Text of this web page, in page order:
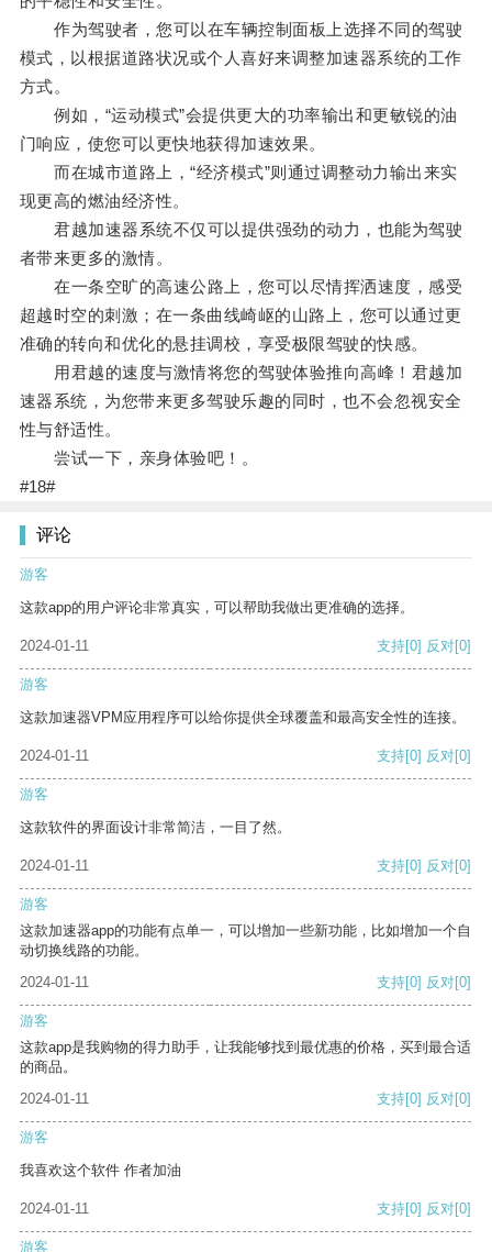
作为驾驶者，您可以在车辆控制面板上选择不同的驾驶
模式，以根据道路状况或个人喜好来调整加速器系统的工作
方式。
例如，“运动模式”会提供更大的功率输出和更敏锐的油
门响应，使您可以更快地获得加速效果。
而在城市道路上，“经济模式”则通过调整动力输出来实
现更高的燃油经济性。
君越加速器系统不仅可以提供强劲的动力，也能为驾驶
者带来更多的激情。
在一条空旷的高速公路上，您可以尽情挥洒速度，感受
超越时空的刺激；在一条曲线崎岖的山路上，您可以通过更
准确的转向和优化的悬挂调校，享受极限驾驶的快感。
用君越的速度与激情将您的驾驶体验推向高峰！君越加
速器系统，为您带来更多驾驶乐趣的同时，也不会忽视安全
性与舒适性。
尝试一下，亲身体验吧！。
#18#
评论
游客
这款app的用户评论非常真实，可以帮助我做出更准确的选择。
2024-01-11 支持[0] 反对[0]
游客
这款加速器VPM应用程序可以给你提供全球覆盖和最高安全性的连接。
2024-01-11 支持[0] 反对[0]
游客
这款软件的界面设计非常简洁，一目了然。
2024-01-11 支持[0] 反对[0]
游客
这款加速器app的功能有点单一，可以增加一些新功能，比如增加一个自
动切换线路的功能。
2024-01-11
支持[0] 反对[0]
游客
这款app是我购物的得力助手，让我能够找到最优惠的价格，买到最合适
的商品。
2024-01-11
支持[0] 反对[0]
游客
我喜欢这个软件 作者加油
2024-01-11 支持[0] 反对[0]
游客